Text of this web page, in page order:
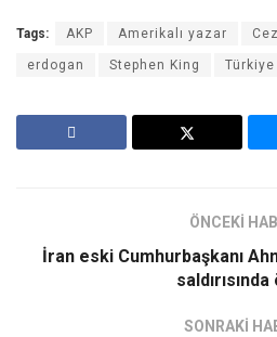
Tags: AKP Amerikalı yazar
erdogan Stephen King Türkiye
ÖNCEKİ
İran eski Cumhurbaşkanı
SONRAKİ